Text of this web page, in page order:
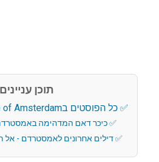
תוכן עניינים
כל הפוסטים בRoyal Palace of Amsterdam
כיכר דאם המדהימה
דילים אחרונים לאמסטרדם - אל